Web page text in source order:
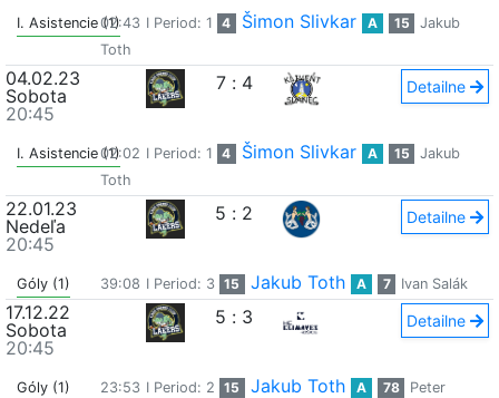
I. Asistencie (1)02:43 I Period: 1 4 Šimon Slivkar A 15
Jakub
Toth
04.02.23
Sobota
20:45
7 : 4 Detailne
I. Asistencie (1)02:02 I Period: 1 4 Šimon Slivkar A 15
Jakub
Toth
22.01.23
Nedeľa
20:45
5 : 2 Detailne
Góly (1) 39:08 I Period: 3 15 Jakub Toth A 7 Ivan Salák
17.12.22
Sobota
20:45
5 : 3 Detailne
Góly (1) 23:53 I Period: 2 15 Jakub Toth A 78
Peter